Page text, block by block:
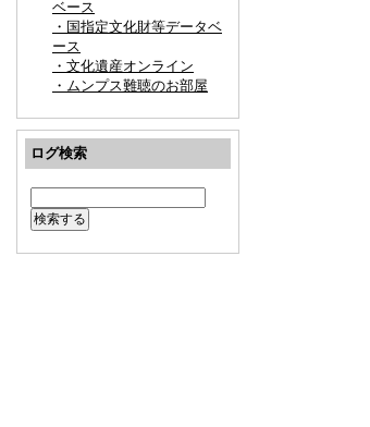
ベース
・国指定文化財等データベ
ース
・文化遺産オンライン
・ムンプス難聴のお部屋
ログ検索